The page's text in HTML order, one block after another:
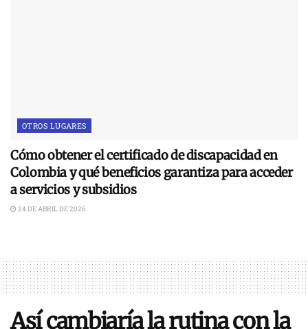
OTROS LUGARES
Cómo obtener el certificado de discapacidad en
Colombia y qué beneficios garantiza para acceder
a servicios y subsidios
24 DE ABRIL DE 2026
Así cambiaría la rutina con la